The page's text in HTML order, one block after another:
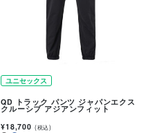
ユニセックス
QD トラック パンツ ジャパンエクス
クルーシブ アジアンフィット
¥18,700 (税込)